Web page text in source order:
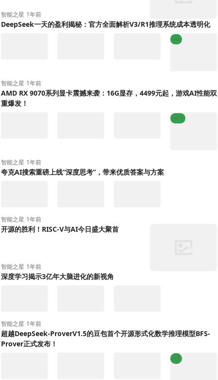
智能之星 1年前
DeepSeek一天的盈利揭秘：官方全面解析V3/R1推理系统成本透明化
+4
智能之星 1年前
AMD RX 9070系列显卡震撼来袭：16G显存，4499元起，游戏AI性能双
重爆发！
+15
智能之星 1年前
夸克AI搜索重磅上线“深度思考”，带来优质答案与方案
智能之星 1年前
开源的胜利！RISC-V与AI今日盛大聚首
智能之星 1年前
深度学习揭示3亿年大脑进化的新视角
智能之星 1年前
超越DeepSeek-ProverV1.5的豆包首个开源形式化数学推理模型BFS-
Prover正式发布！
+3